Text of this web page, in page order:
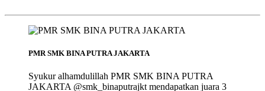
PMR SMK BINA PUTRA JAKARTA
Syukur alhamdulillah PMR SMK BINA PUTRA
JAKARTA @smk_binaputrajkt mendapatkan juara 3